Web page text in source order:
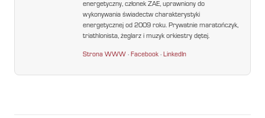
energetyczny, członek ZAE, uprawniony do
wykonywania świadectw charakterystyki
energetycznej od 2009 roku. Prywatnie maratończyk,
triathlonista, żeglarz i muzyk orkiestry dętej.
Strona WWW ·Facebook ·LinkedIn